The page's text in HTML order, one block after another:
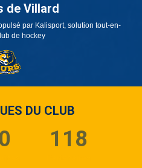
de Villard
par Kalisport, solution tout-en-
de hockey
DU CLUB
0 118